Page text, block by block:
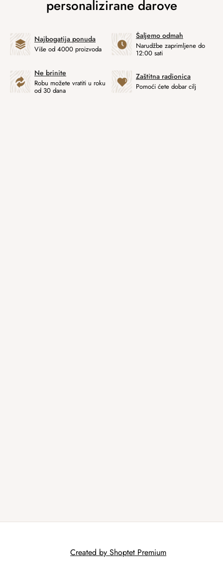
Najbogatija ponuda
Više od 4000 proizvoda
Šaljemo odmah
Narudžbe zaprimljene do
12:00 sati
Ne brinite
Robu možete vratiti u roku
od 30 dana
Zaštitna radionica
Pomoći ćete dobar cilj
Created by Shoptet Premium